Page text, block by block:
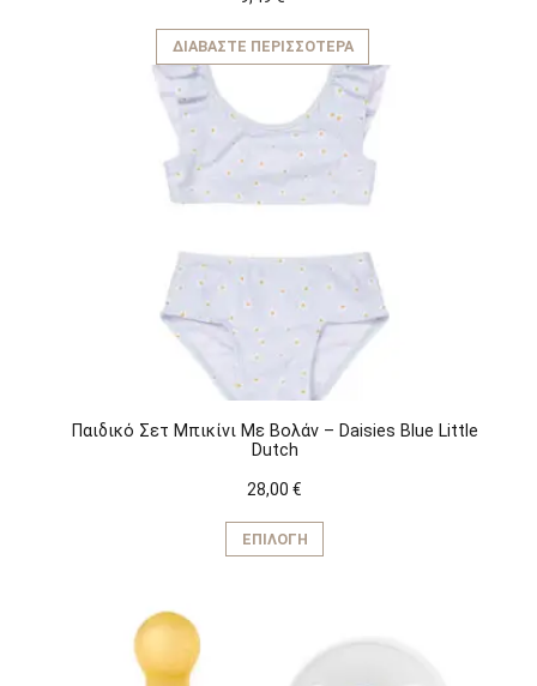
ΔΙΑΒΆΣΤΕ ΠΕΡΙΣΣΌΤΕΡΑ
Παιδικό Σετ Μπικίνι Με Βολάν – Daisies Blue Little
Dutch
28,00 €
ΕΠΙΛΟΓΉ
Αυτό
προϊόν
Οι